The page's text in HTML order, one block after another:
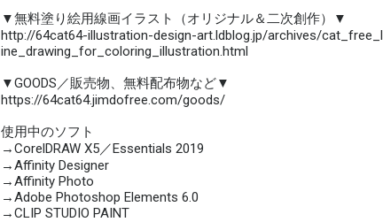
▼無料塗り絵用線画イラスト（オリジナル＆二次創作）▼
http://64cat64-illustration-design-art.ldblog.jp/archives/cat_free_l
ine_drawing_for_coloring_illustration.html
▼GOODS／販売物、無料配布物など▼
https://64cat64.jimdofree.com/goods/
使用中のソフト
→CorelDRAW X5／Essentials 2019
→Affinity Designer
→Affinity Photo
→Adobe Photoshop Elements 6.0
→CLIP STUDIO PAINT